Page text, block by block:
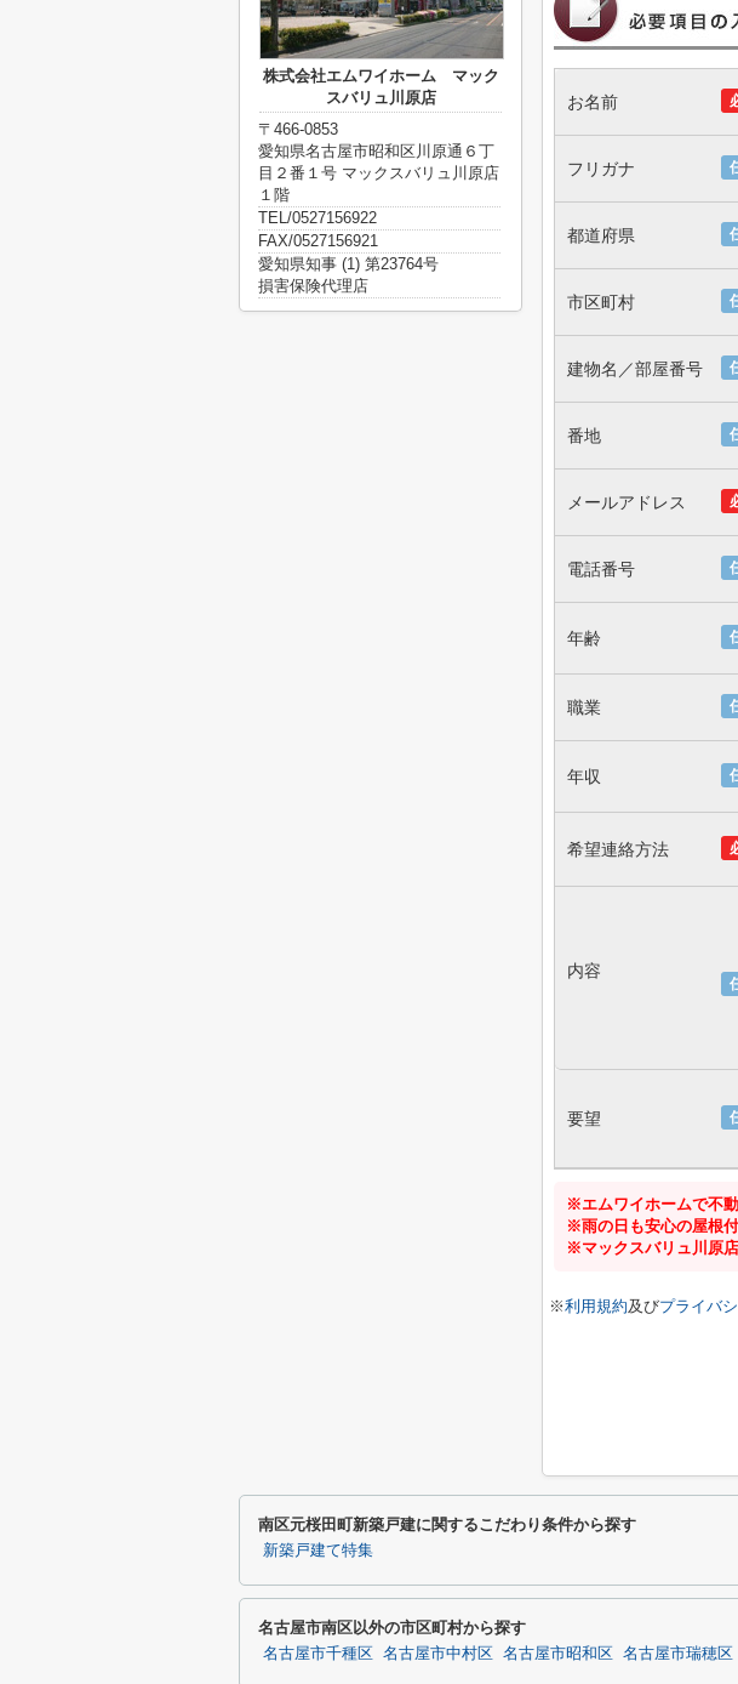
お名前
フリガナ
都道府県
市区町村
建物名／部屋番号
番地
メールアドレス
電話番号
年齢
職業
年収
希望連絡方法
内容
要望
※エムワイホームで不
※雨の日も安心の屋根
※マックスバリュ川原
※利用規約及びプライバ
株式会社エムワイホーム マック
スバリュ川原店
〒466-0853
愛知県名古屋市昭和区川原通６丁
目２番１号 マックスバリュ川原店
１階
TEL/0527156922
FAX/0527156921
愛知県知事 (1) 第23764号
損害保険代理店
南区元桜田町新築戸建に関するこだわり条件から探す
新築戸建て特集
名古屋市南区以外の市区町村から探す
名古屋市千種区 名古屋市中村区 名古屋市昭和区 名古屋市瑞穂区